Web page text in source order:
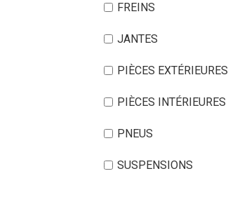
FREINS
JANTES
PIÈCES EXTÉRIEURES
PIÈCES INTÉRIEURES
PNEUS
SUSPENSIONS